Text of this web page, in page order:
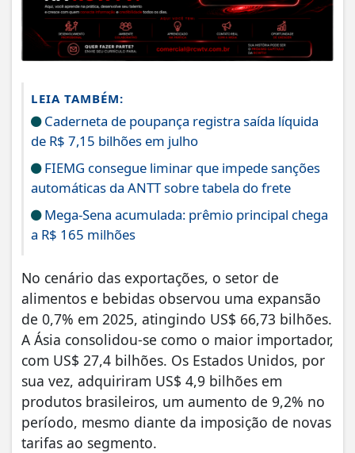
LEIA TAMBÉM:
Caderneta de poupança registra saída líquida
de R$ 7,15 bilhões em julho
FIEMG consegue liminar que impede sanções
automáticas da ANTT sobre tabela do frete
Mega-Sena acumulada: prêmio principal chega
a R$ 165 milhões
No cenário das exportações, o setor de
alimentos e bebidas observou uma expansão
de 0,7% em 2025, atingindo US$ 66,73 bilhões.
A Ásia consolidou-se como o maior importador,
com US$ 27,4 bilhões. Os Estados Unidos, por
sua vez, adquiriram US$ 4,9 bilhões em
produtos brasileiros, um aumento de 9,2% no
período, mesmo diante da imposição de novas
tarifas ao segmento.